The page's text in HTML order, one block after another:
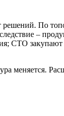
решений. По
–
СТО
меняется.